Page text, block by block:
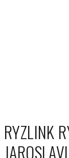
RYZLINK